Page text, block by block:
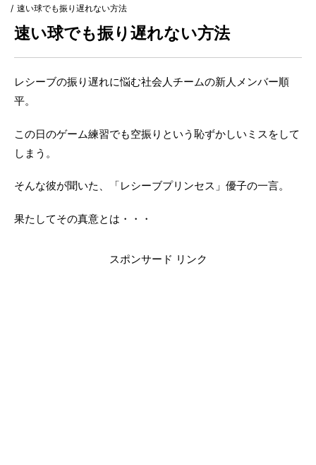
速い球でも振り遅れない方法
速い球でも振り遅れない方法
レシーブの振り遅れに悩む社会人チームの新人メンバー順
平。
この日のゲーム練習でも空振りという恥ずかしいミスをして
しまう。
そんな彼が聞いた、「レシーブプリンセス」優子の一言。
果たしてその真意とは・・・
スポンサード リンク